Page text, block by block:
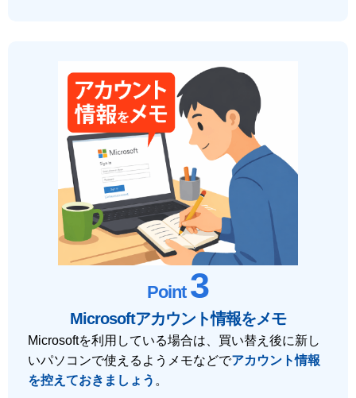
Point 3
Microsoftアカウント情報をメモ
Microsoftを利用している場合は、買い替え後に新し
いパソコンで使えるようメモなどでアカウント情報
を控えておきましょう 。